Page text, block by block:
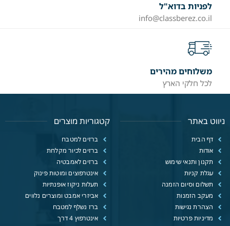
לפניות בדוא"ל
info@classberez.co.il
משלוחים מהירים
לכל חלקי הארץ
ניווט באתר
דף הבית
אודות
תקנון ותנאי שימוש
עגלת קניות
תשלום וסיום הזמנה
מעקב הזמנות
הצהרת נגישות
מדיניות פרטיות
קטגוריות מוצרים
ברזים למטבח
ברזים לכיור מקלחת
ברזים לאמבטיה
אינטרפוצים ומוטות פינוק
תעלות ניקוז אופנתיות
אביזרי אמבט ומוצרים נלווים
ברז נשלף למטבח
אינטרפוץ 4 דרך